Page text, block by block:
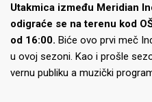
Utakmica između Meridian
odigraće se na terenu kod
od 16:00. Biće ovo prvi meč
u ovoj sezoni. Kao i prošle
vernu publiku a muzički